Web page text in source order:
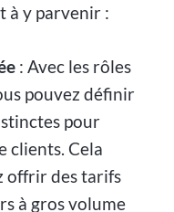
à y parvenir :
: Avec les rôles
pouvez définir
pour
clients. Cela
offrir des tarifs
à gros volume